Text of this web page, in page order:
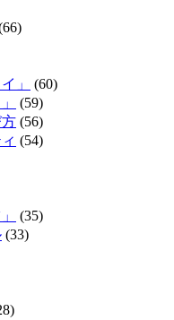
」
(60)
(59)
(56)
(54)
(35)
(33)